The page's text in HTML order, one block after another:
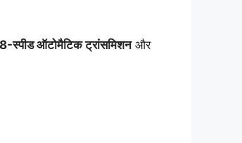
8-स्पीड ऑटोमैटिक ट्रांसमिशनऔर